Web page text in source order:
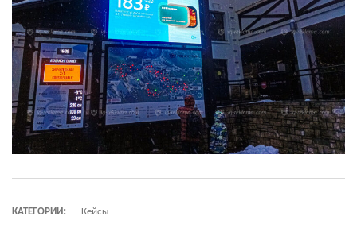
КАТЕГОРИИ:
Кейсы